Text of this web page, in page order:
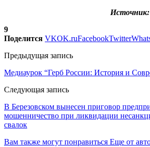
Источник:
9
Поделится VKOK.ruFacebookTwitter
Предыдущая запись
Медиаурок “Герб России: История и
Следующая запись
В Березовском вынесен приговор
мошенничество при ликвидации
свалок
Вам также могут понравиться Еще от